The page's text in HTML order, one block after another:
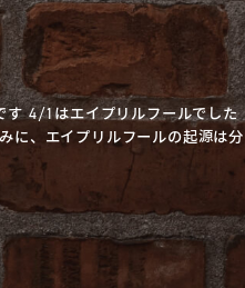
す 4/1はエイプリルフールでした
に、エイプリルフールの起源は分